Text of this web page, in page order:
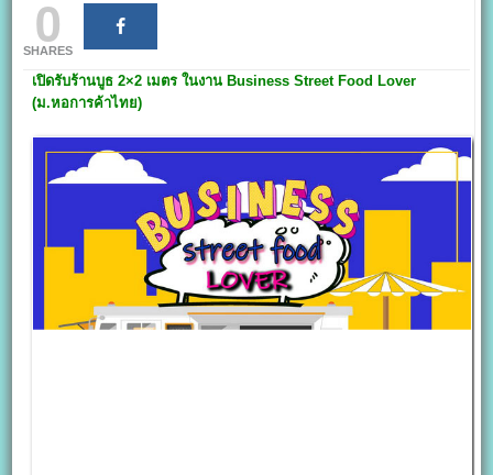
0
SHARES
เปิดรับร้านบูธ 2×2 เมตร ในงาน Business Street Food Lover
(ม.หอการค้าไทย)